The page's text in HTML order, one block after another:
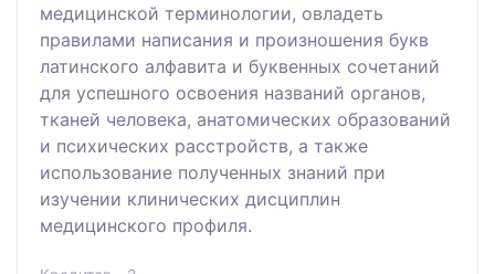
медицинской терминологии, овладеть
правилами написания и произношения букв
латинского алфавита и буквенных сочетаний
для успешного освоения названий органов,
тканей человека, анатомических образований
и психических расстройств, а также
использование полученных знаний при
изучении клинических дисциплин
медицинского профиля.